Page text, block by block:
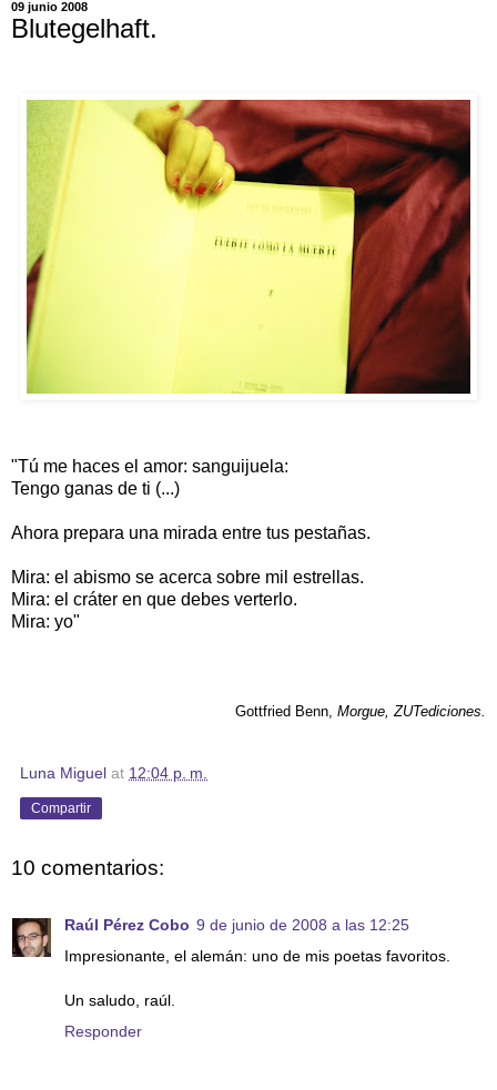
09 junio 2008
Blutegelhaft.
"Tú me haces el amor: sanguijuela:
Tengo ganas de ti (...)
Ahora prepara una mirada entre tus pestañas.
Mira: el abismo se acerca sobre mil estrellas.
Mira: el cráter en que debes verterlo.
Mira: yo"
Gottfried Benn, Morgue, ZUTediciones.
Luna Miguel at 12:04 p. m.
Compartir
10 comentarios:
Raúl Pérez Cobo 9 de junio de 2008 a las 12:25
Impresionante, el alemán: uno de mis poetas favoritos.
Un saludo, raúl.
Responder